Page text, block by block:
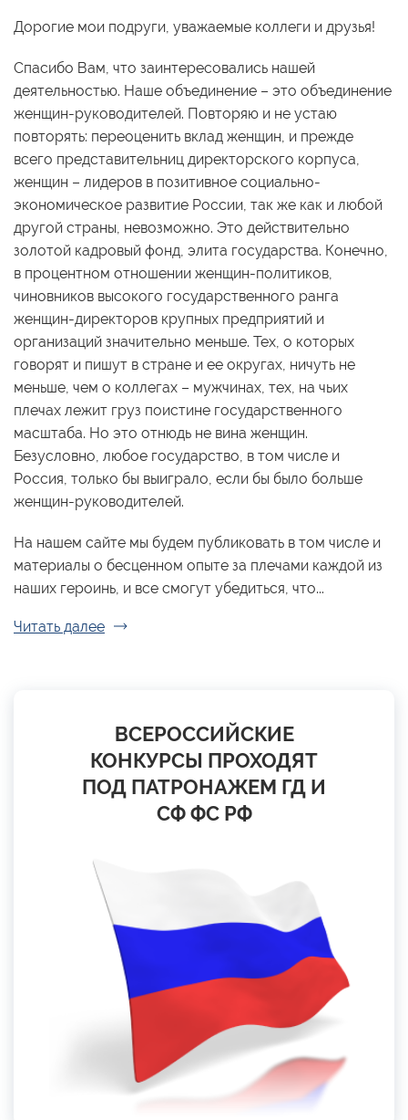
Дорогие мои подруги, уважаемые коллеги и друзья!
Спасибо Вам, что заинтересовались нашей
деятельностью. Наше объединение – это объединение
женщин-руководителей. Повторяю и не устаю
повторять: переоценить вклад женщин, и прежде
всего представительниц директорского корпуса,
женщин – лидеров в позитивное социально-
экономическое развитие России, так же как и любой
другой страны, невозможно. Это действительно
золотой кадровый фонд, элита государства. Конечно,
в процентном отношении женщин-политиков,
чиновников высокого государственного ранга
женщин-директоров крупных предприятий и
организаций значительно меньше. Тех, о которых
говорят и пишут в стране и ее округах, ничуть не
меньше, чем о коллегах – мужчинах, тех, на чьих
плечах лежит груз поистине государственного
масштаба. Но это отнюдь не вина женщин.
Безусловно, любое государство, в том числе и
Россия, только бы выиграло, если бы было больше
женщин-руководителей.
На нашем сайте мы будем публиковать в том числе и
материалы о бесценном опыте за плечами каждой из
наших героинь, и все смогут убедиться, что...
Читать далее
ВСЕРОССИЙСКИЕ
КОНКУРСЫ ПРОХОДЯТ
ПОД ПАТРОНАЖЕМ ГД И
СФ ФС РФ